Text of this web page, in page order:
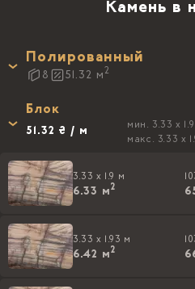
Камень в
Полированный
8 51.32 м2
Блок
51.32 ₴ / м
мин. 3.33 x
макс. 3.33 x
3.33 x 1.9 м
6.33 м2
3.33 x 1.93 м
6.42 м2